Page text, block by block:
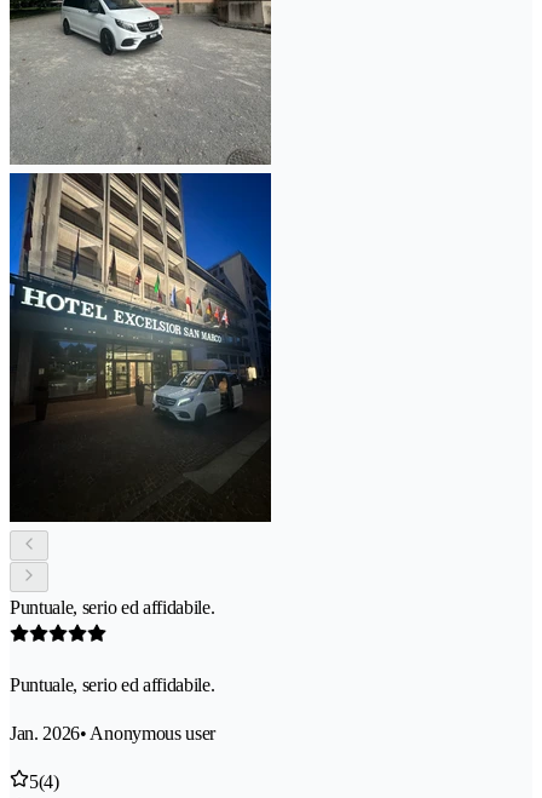
Puntuale, serio ed affidabile.
Puntuale, serio ed affidabile.
Jan. 2026• Anonymous user
5(4)